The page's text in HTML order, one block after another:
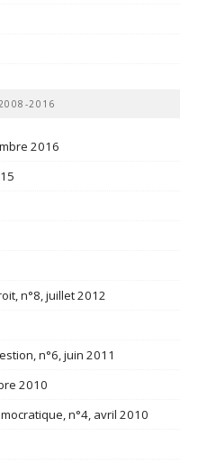
2016
2016
n°8, juillet 2012
n°6, juin 2011
2010
n°4, avril 2010